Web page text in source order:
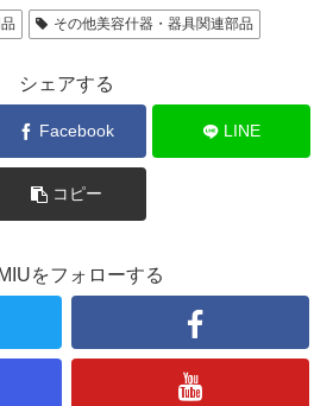
その他美容什器・器具関連部品
シェアする
Facebook LINE
コピー
をフォローする